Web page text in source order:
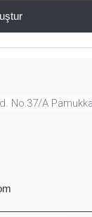
No:37/A